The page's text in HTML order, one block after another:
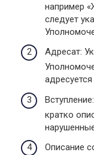
например
следует
Адресат:
кратко
Описание